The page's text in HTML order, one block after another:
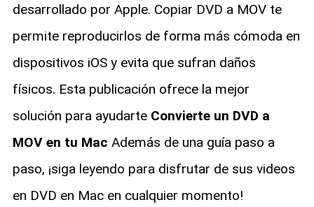
desarrollado por Apple. Copiar DVD a MOV te
permite reproducirlos de forma más cómoda en
dispositivos iOS y evita que sufran daños
físicos. Esta publicación ofrece la mejor
solución para ayudarte Convierte un DVD a
MOV en tu Mac Además de una guía paso a
paso, ¡siga leyendo para disfrutar de sus videos
en DVD en Mac en cualquier momento!